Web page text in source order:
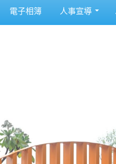
電子相簿 人事宣導